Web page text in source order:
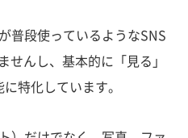
普段使っているようなSNS
せんし、基本的に「見る」
特化しています。